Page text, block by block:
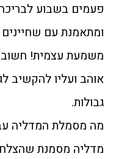
פעמים בשבוע
ומתאמנת עם שחיינים
משמעת עצמית!
אוהב ועליו להקשיב
גבולות.
מה מסמלת המדליה
מדליה מסמנת